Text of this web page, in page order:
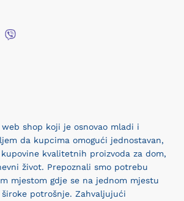
web shop koji je osnovao mladi i
da kupcima omogući jednostavan,
kvalitetnih proizvoda za dom,
život. Prepoznali smo potrebu
mjestom gdje se na jednom mjestu
potrošnje. Zahvaljujući